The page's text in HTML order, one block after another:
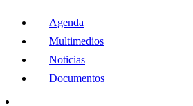
Agenda
Multimedios
Noticias
Documentos